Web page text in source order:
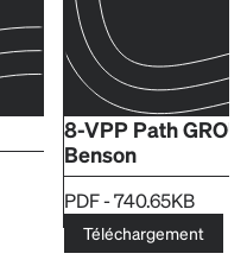
8-VPP Path
Benson
PDF - 740.65KB
Téléchargement